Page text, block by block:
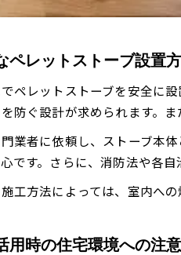
ペレットストーブ設置
ペレットストーブを安全に
防ぐ設計が求められます。
業者に依頼し、ストーブ本
です。さらに、消防法や各
工方法によっては、室内へ
用時の住宅環境への注